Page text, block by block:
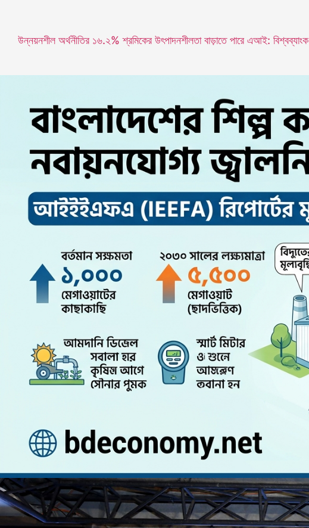
উন্নয়নশীল অর্থনীতির ১৬.২% শ্রমিকের উৎপাদনশীলতা বাড়াতে পারে এআই: বিশ্বব্যাংক